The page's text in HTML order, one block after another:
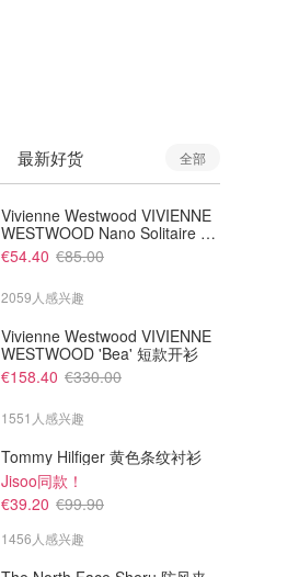
最新好货 全部
Vivienne Westwood VIVIENNE
WESTWOOD Nano Solitaire 耳
环
€54.40 €85.00
2059人感兴趣
Vivienne Westwood VIVIENNE
WESTWOOD 'Bea' 短款开衫
€158.40 €330.00
1551人感兴趣
Tommy Hilfiger 黄色条纹衬衫
Jisoo同款！
€39.20 €99.90
1456人感兴趣